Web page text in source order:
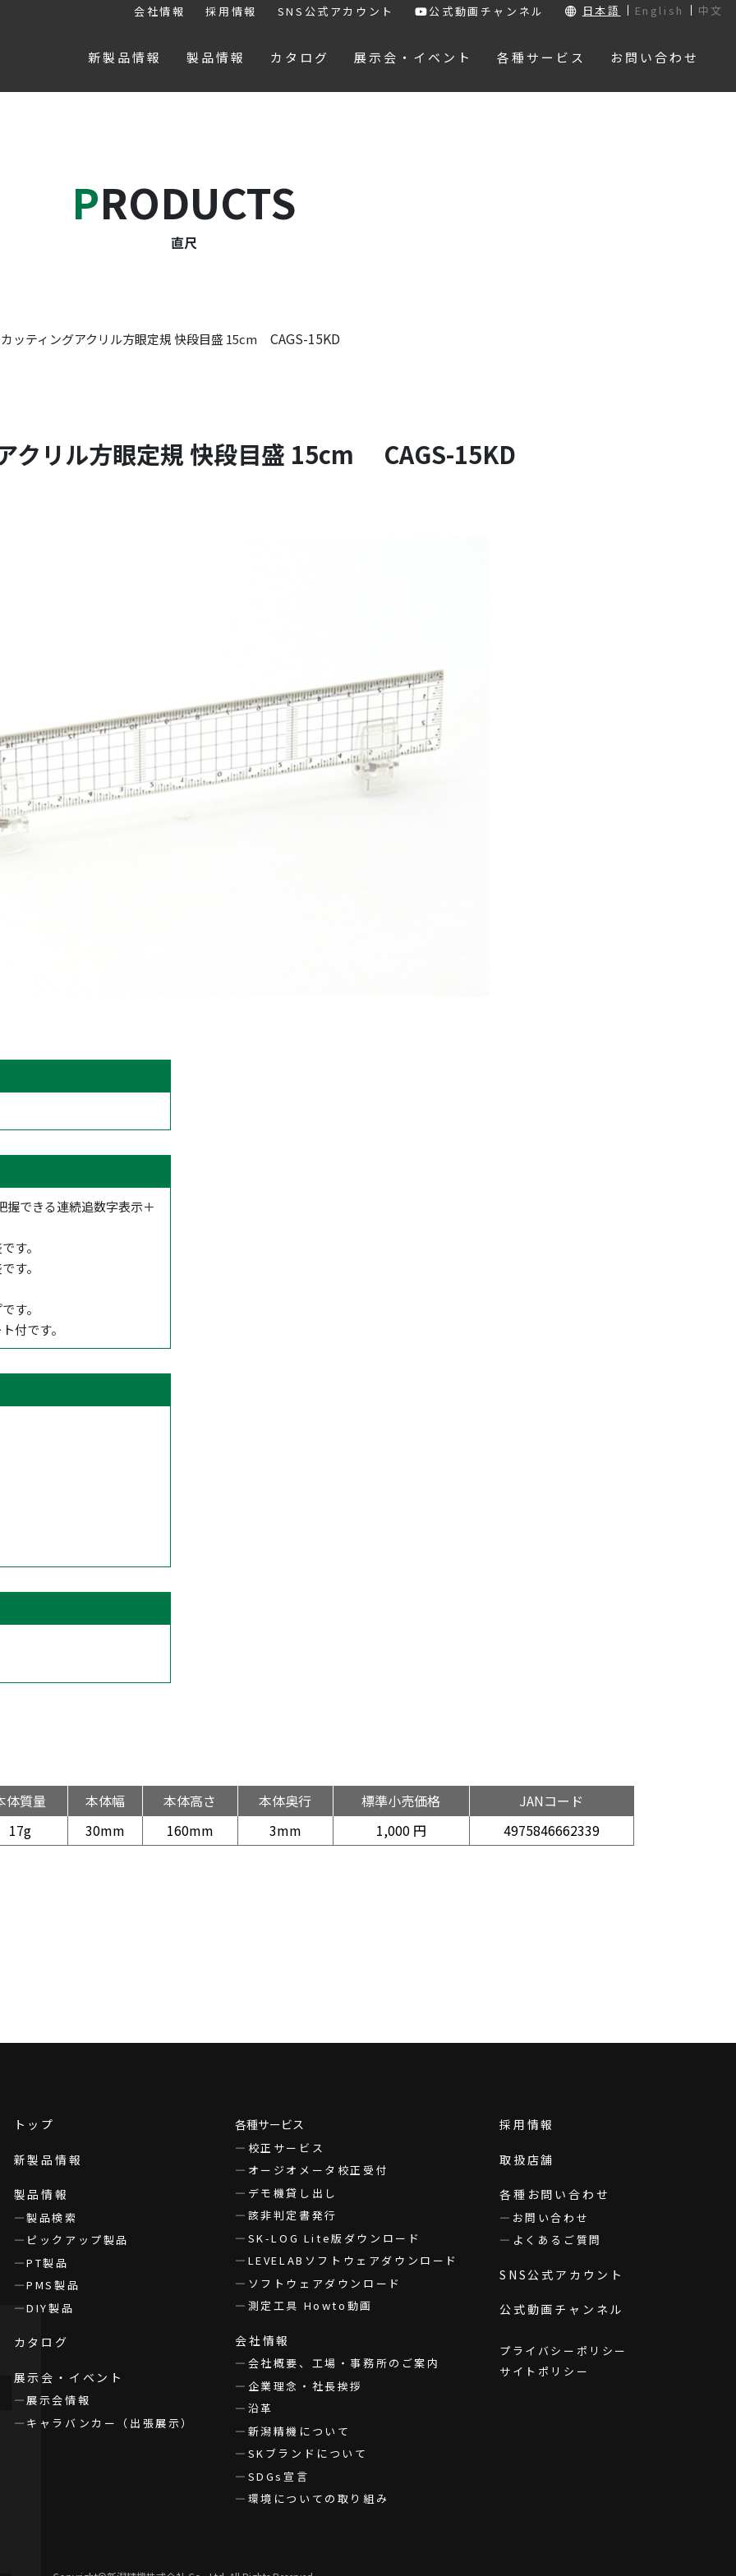
会社情報 採用情報 SNS公式アカウント 公式動画チャンネル 日本語 English 中文
新製品情報 製品情報 カタログ 展示会・イベント 各種サービス お問い合わせ
PRODUCTS
直尺
カッティングアクリル方眼定規 快段目盛 15cm CAGS-15KD
クリル方眼定規 快段目盛 15cm CAGS-15KD
できる連続追数字表示＋
す。
す。
す。
付です。
体質量 本体幅 本体高さ 本体奥行 標準小売価格
JANコード
17g
30mm 160mm 3mm 1,000 円 4975846662339
トップ
新製品情報
製品情報
製品検索
ピックアップ製品
PT製品
PMS製品
DIY製品
カタログ
展示会・イベント
展示会情報
キャラバンカー（出張展示）
各種サービス
校正サービス
オージオメータ校正受付
デモ機貸し出し
該非判定書発行
SK-LOG Lite版ダウンロード
LEVELABソフトウェアダウンロード
ソフトウェアダウンロード
測定工具 Howto動画
会社情報
会社概要、工場・事務所のご案内
企業理念・社長挨拶
沿革
新潟精機について
SKブランドについて
SDGs宣言
環境についての取り組み
採用情報
取扱店舗
各種お問い合わせ
お問い合わせ
よくあるご質問
SNS公式アカウント
公式動画チャンネル
プライバシーポリシー
サイトポリシー